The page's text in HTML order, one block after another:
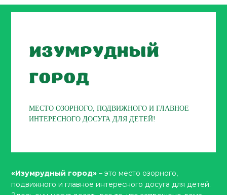
ИЗУМРУДНЫЙ
ГОРОД
МЕСТО ОЗОРНОГО, ПОДВИЖНОГО И ГЛАВНОЕ
ИНТЕРЕСНОГО ДОСУГА ДЛЯ ДЕТЕЙ!
«Изумрудный город» – это место озорного,
подвижного и главное интересного досуга для детей.